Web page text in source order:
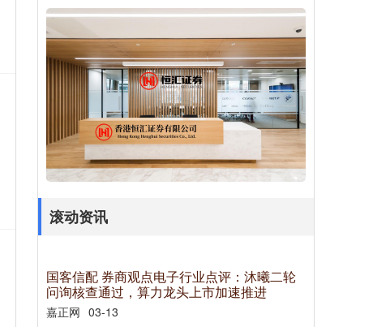
滚动资讯
国客信配 券商观点电子行业点评：沐曦二轮
问询核查通过，算力龙头上市加速推进
嘉正网 03-13